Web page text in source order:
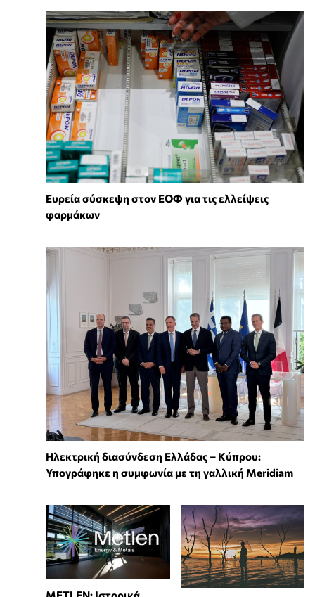
Ευρεία σύσκεψη στον ΕΟΦ για τις ελλείψεις
φαρμάκων
Ηλεκτρική διασύνδεση Ελλάδας – Κύπρου:
Υπογράφηκε η συμφωνία με τη γαλλική Meridiam